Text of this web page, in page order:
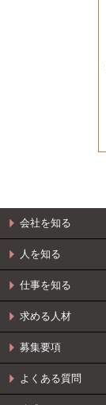
会社を知る
人を知る
仕事を知る
求める人材
募集要項
よくある質問